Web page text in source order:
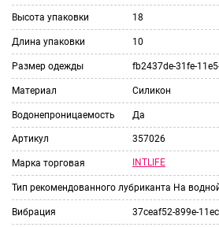
Высота упаковки 18
Длина упаковки 10
Размер одежды fb2437de-31fe-
Материал Силикон
Водонепроницаемость Да
Артикул 357026
Марка торговая INTLIFE
Тип рекомендованного лубриканта На
Вибрация 37ceaf52-899e-